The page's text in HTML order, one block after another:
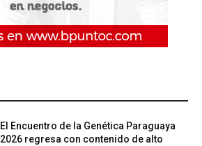
El Encuentro de la Genética Paraguaya
2026 regresa con contenido de alto